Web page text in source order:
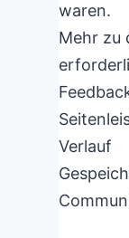
waren.
Mehr zu
Verlauf